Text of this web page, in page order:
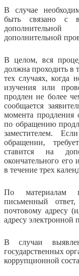
В случае
быть связано с
дополнительной
В целом, вся
должна проходить в
тех случаях, когда
изучения или
продлен не более
сообщается
момента продления
по обращению
заместителем.
обращении,
ставится на
окончательного его
в течение трех
По материалам
письменный
почтовому адресу
адресу электронной
В случаи
государственных
коррупционной